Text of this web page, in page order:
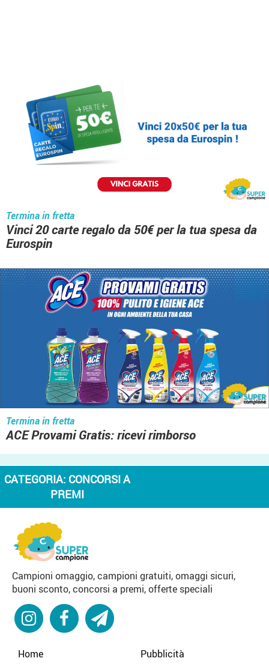
Termina in fretta
Vinci 20 carte regalo da 50€ per la tua spesa da
Eurospin
Termina in fretta
ACE Provami Gratis: ricevi rimborso
CATEGORIA: CONCORSI A
PREMI
Campioni omaggio, campioni gratuiti, omaggi sicuri,
buoni sconto, concorsi a premi, offerte speciali
Home
Pubblicità